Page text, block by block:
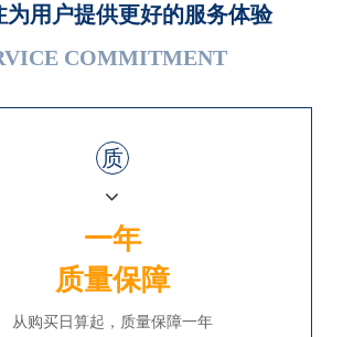
为用户提供更好的服务体验
COMMITMENT
质
一年
质量保障
从购买日算起，质量保障一年